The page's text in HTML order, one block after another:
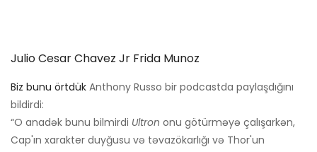
Julio Cesar Chavez Jr Frida Munoz
Biz bunu örtdük Anthony Russo bir podcastda paylaşdığını
bildirdi:
“O anadək bunu bilmirdi Ultron onu götürməyə çalışarkən,
Cap'ın xarakter duyğusu və təvazökarlığı və Thor'un